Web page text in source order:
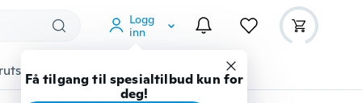
Logg
inn
Få tilgang til spesialtilbud kun for
deg!
Gadgets Verktøy